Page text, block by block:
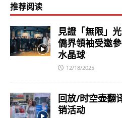
推荐阅读
見證「無限」
僑界領袖受邀
水晶球
12/18/2025
回放/时空壶翻
销活动